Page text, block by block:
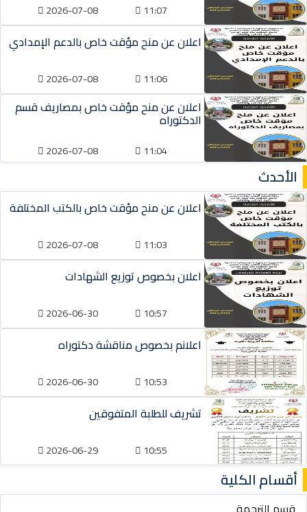
11:07
2026-07-08
اعلان عن منح مؤقت خاص بالدعم الإمدادي
11:06
2026-07-08
اعلان عن منح مؤقت خاص بمصاريف قسم
الدكتوراه
11:04
2026-07-08
الأحدث
اعلان عن منح مؤقت خاص بالكتب المختلفة
11:03
2026-07-08
اعلان بخصوص توزيع الشهادات
10:57
2026-06-30
اعلانم بخصوص مناقشة دكتوراه
10:53
2026-06-30
تشريف للطلبة المتفوقين
10:55
2026-06-29
أقسام الكلية